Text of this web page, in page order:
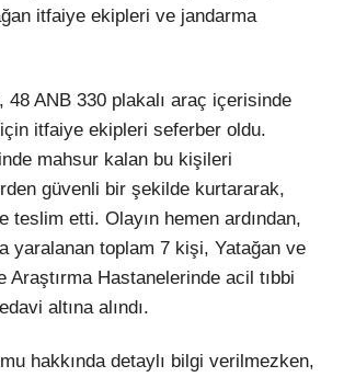
Instagram
itfaiye ekipleri ve jandarma
48 ANB 330 plakalı araç içerisinde
itfaiye ekipleri seferber oldu.
mahsur kalan bu kişileri
güvenli bir şekilde kurtararak,
teslim etti. Olayın hemen ardından,
yaralanan toplam 7 kişi, Yatağan ve
Araştırma Hastanelerinde acil tıbbi
altına alındı.
hakkında detaylı bilgi verilmezken,